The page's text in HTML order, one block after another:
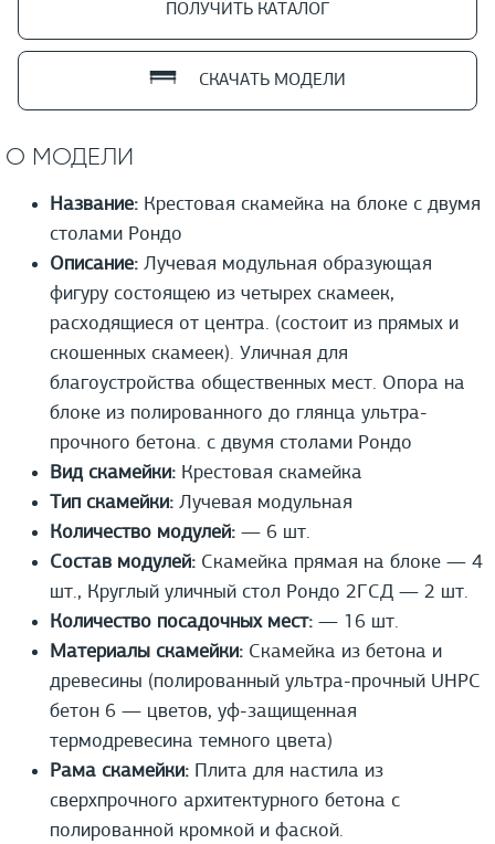
ПОЛУЧИТЬ КАТАЛОГ
СКАЧАТЬ МОДЕЛИ
О МОДЕЛИ
Название: Крестовая скамейка на блоке с двумя
столами Рондо
Описание: Лучевая модульная образующая
фигуру состоящею из четырех скамеек,
расходящиеся от центра. (состоит из прямых и
скошенных скамеек). Уличная для
благоустройства общественных мест. Опора на
блоке из полированного до глянца ультра-
прочного бетона. с двумя столами Рондо
Вид скамейки: Крестовая скамейка
Тип скамейки: Лучевая модульная
Количество модулей: — 6 шт.
Состав модулей: Скамейка прямая на блоке — 4
шт., Круглый уличный стол Рондо 2ГСД — 2 шт.
Количество посадочных мест: — 16 шт.
Материалы скамейки: Скамейка из бетона и
древесины (полированный ультра-прочный UHPС
бетон 6 — цветов, уф-защищенная
термодревесина темного цвета)
Рама скамейки: Плита для настила из
сверхпрочного архитектурного бетона с
полированной кромкой и фаской.